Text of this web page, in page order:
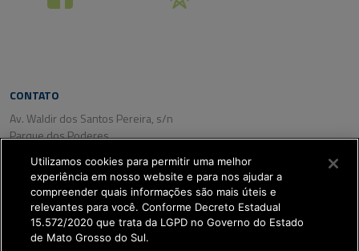
CONTATO
Av. Waldir dos Santos Pereira, s/n
Parque dos Poderes
Campo Grande/ MS
Tel. (67) 3318-2800
Fax: (67) 3318-2809
Utilizamos cookies para permitir uma melhor
experiência em nosso website e para nos ajudar a
compreender quais informações são mais úteis e
relevantes para você. Conforme Decreto Estadual
15.572/2020 que trata da LGPD no Governo do Estado
de Mato Grosso do Sul.